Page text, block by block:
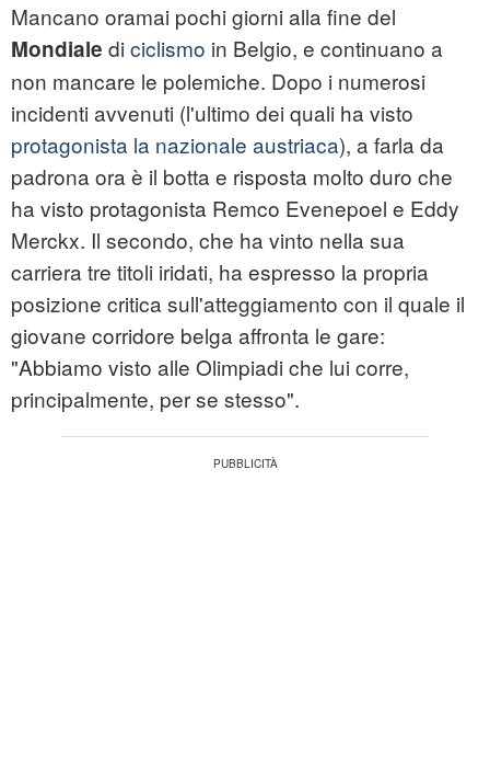
Mancano oramai pochi giorni alla fine del
Mondiale di ciclismo in Belgio, e continuano a
non mancare le polemiche. Dopo i numerosi
incidenti avvenuti (l'ultimo dei quali ha visto
protagonista la nazionale austriaca), a farla da
padrona ora è il botta e risposta molto duro che
ha visto protagonista Remco Evenepoel e Eddy
Merckx. Il secondo, che ha vinto nella sua
carriera tre titoli iridati, ha espresso la propria
posizione critica sull'atteggiamento con il quale il
giovane corridore belga affronta le gare:
"Abbiamo visto alle Olimpiadi che lui corre,
principalmente, per se stesso".